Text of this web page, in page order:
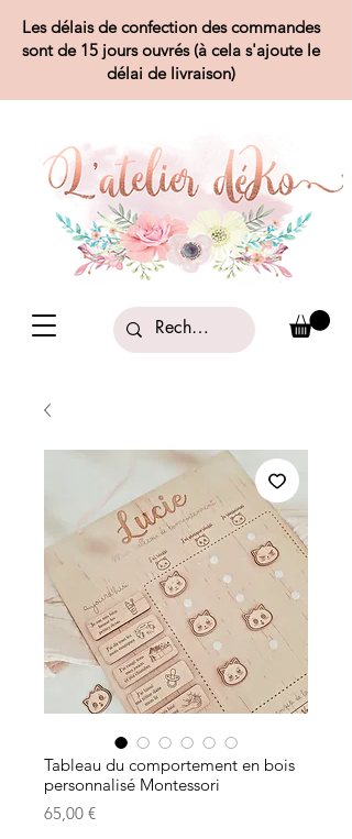
Les délais de confection des commandes
sont de 15 jours ouvrés (à cela s'ajoute le
délai de livraison)
Tableau du comportement en bois
personnalisé Montessori
65,00 €Prix